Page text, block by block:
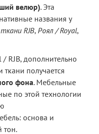
велюр). Эта
названия у
ткани RJB, Роял / Royal,
RJB, дополнительно
получается
фона. Мебельные
по этой технологии
основа и
тон.